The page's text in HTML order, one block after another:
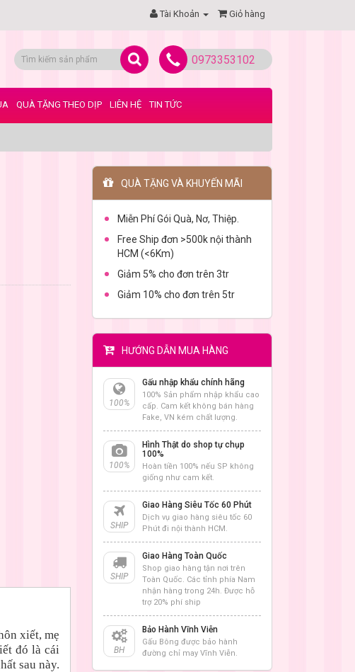
Tài Khoản Giỏ hàng
0973353102
QUÀ TẶNG THEO DỊP LIÊN HỆ TIN TỨC
xiết, mẹ
đó là cái
sau này.
QUÀ TẶNG VÀ KHUYẾN MÃI
Miễn Phí Gói Quà, Nơ, Thiệp.
Free Ship đơn >500k nội thành
HCM (<6Km)
Giảm 5% cho đơn trên 3tr
Giảm 10% cho đơn trên 5tr
HƯỚNG DẪN MUA HÀNG
100%
Gấu nhập khẩu chính hãng
100% Sản phẩm nhập khẩu cao
cấp. Cam kết không bán hàng
Fake, VN kém chất lượng.
100%
Hình Thật do shop tự chụp
100%
Hoàn tiền 100% nếu SP không
giống như cam kết.
SHIP
Giao Hàng Siêu Tốc 60 Phút
Dịch vụ giao hàng siêu tốc 60
Phút đi nội thành HCM.
SHIP
Giao Hàng Toàn Quốc
Shop giao hàng tận nơi trên
Toàn Quốc. Các tỉnh phía Nam
nhận hàng trong 24h. Được hỗ
trợ 20% phí ship
BH
Bảo Hành Vĩnh Viễn
Gấu Bông được bảo hành
đường chỉ may Vĩnh Viễn.